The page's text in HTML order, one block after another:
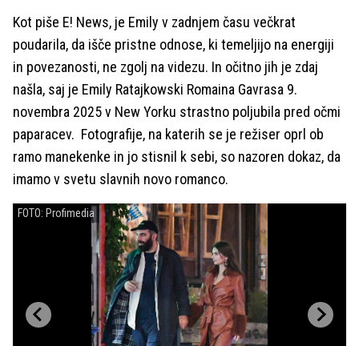
Kot piše E! News, je Emily v zadnjem času večkrat
poudarila, da išče pristne odnose, ki temeljijo na energiji
in povezanosti, ne zgolj na videzu. In očitno jih je zdaj
našla, saj je Emily Ratajkowski Romaina Gavrasa 9.
novembra 2025 v New Yorku strastno poljubila pred očmi
paparacev. Fotografije, na katerih se je režiser oprl ob
ramo manekenke in jo stisnil k sebi, so nazoren dokaz, da
imamo v svetu slavnih novo romanco.
FOTO: Profimedia